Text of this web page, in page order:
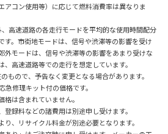
アコン使用等）に応じて燃料消費率は異なりま
高速道路の各走行モードを平均的な使用時間配分
す。市街地モードは、信号や渋滞等の影響を受け
外モードは、信号や渋滞等の影響をあまり受けな
高速道路等での走行を想定しています。
もので、予告なく変更となる場合があります。
修理キット付の価格です。
は含まれていません。
録料などの諸費用は別途申し受けます。
、リサイクル料金が別途必要となります。